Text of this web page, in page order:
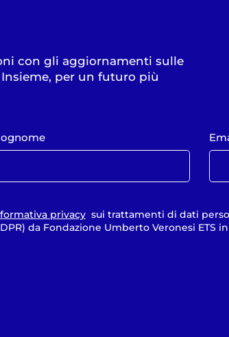
con gli aggiornamenti sulle
per un futuro più
privacysui trattamenti di dati
da Fondazione Umberto Veronesi ETS